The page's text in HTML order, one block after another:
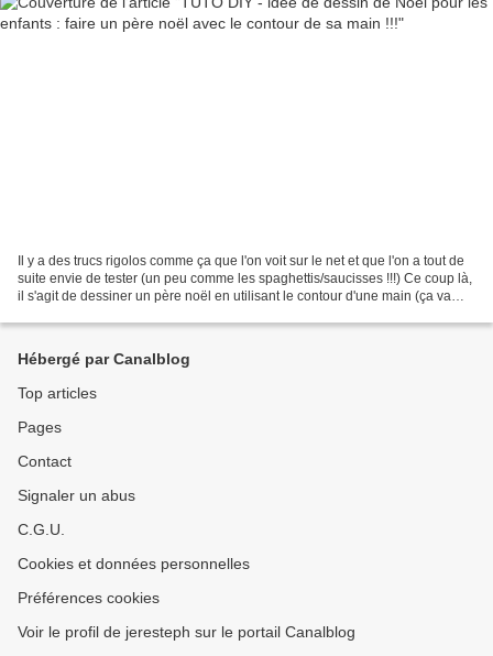
Il y a des trucs rigolos comme ça que l'on voit sur le net et que l'on a tout de
suite envie de tester (un peu comme les spaghettis/saucisses !!!) Ce coup là,
il s'agit de dessiner un père noël en utilisant le contour d'une main (ça va
Hébergé par Canalblog
Top articles
Pages
Contact
Signaler un abus
C.G.U.
Cookies et données personnelles
Préférences cookies
Voir le profil de jeresteph sur le portail Canalblog